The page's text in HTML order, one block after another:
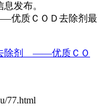
发布。
优质ＣＯＤ去除剂最
除剂 ——优质ＣＯ
77.html